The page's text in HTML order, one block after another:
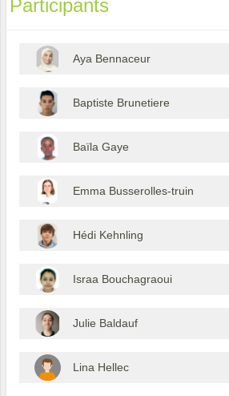
Participants
Aya Bennaceur
Baptiste Brunetiere
Baïla Gaye
Emma Busserolles-truin
Hédi Kehnling
Israa Bouchagraoui
Julie Baldauf
Lina Hellec